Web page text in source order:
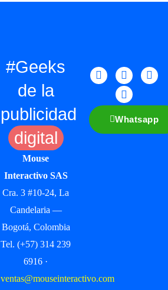
#Geeks
de la
publicidad
digital
Mouse
Interactivo SAS
Cra. 3 #10-24, La
Candelaria —
Bogotá, Colombia
Tel. (+57) 314 239
6916 ·
ventas@mouseinteractivo.com
Whatsapp